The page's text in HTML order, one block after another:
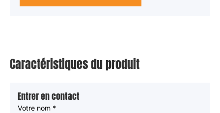
Caractéristiques du produit
Entrer en contact
Votre nom *